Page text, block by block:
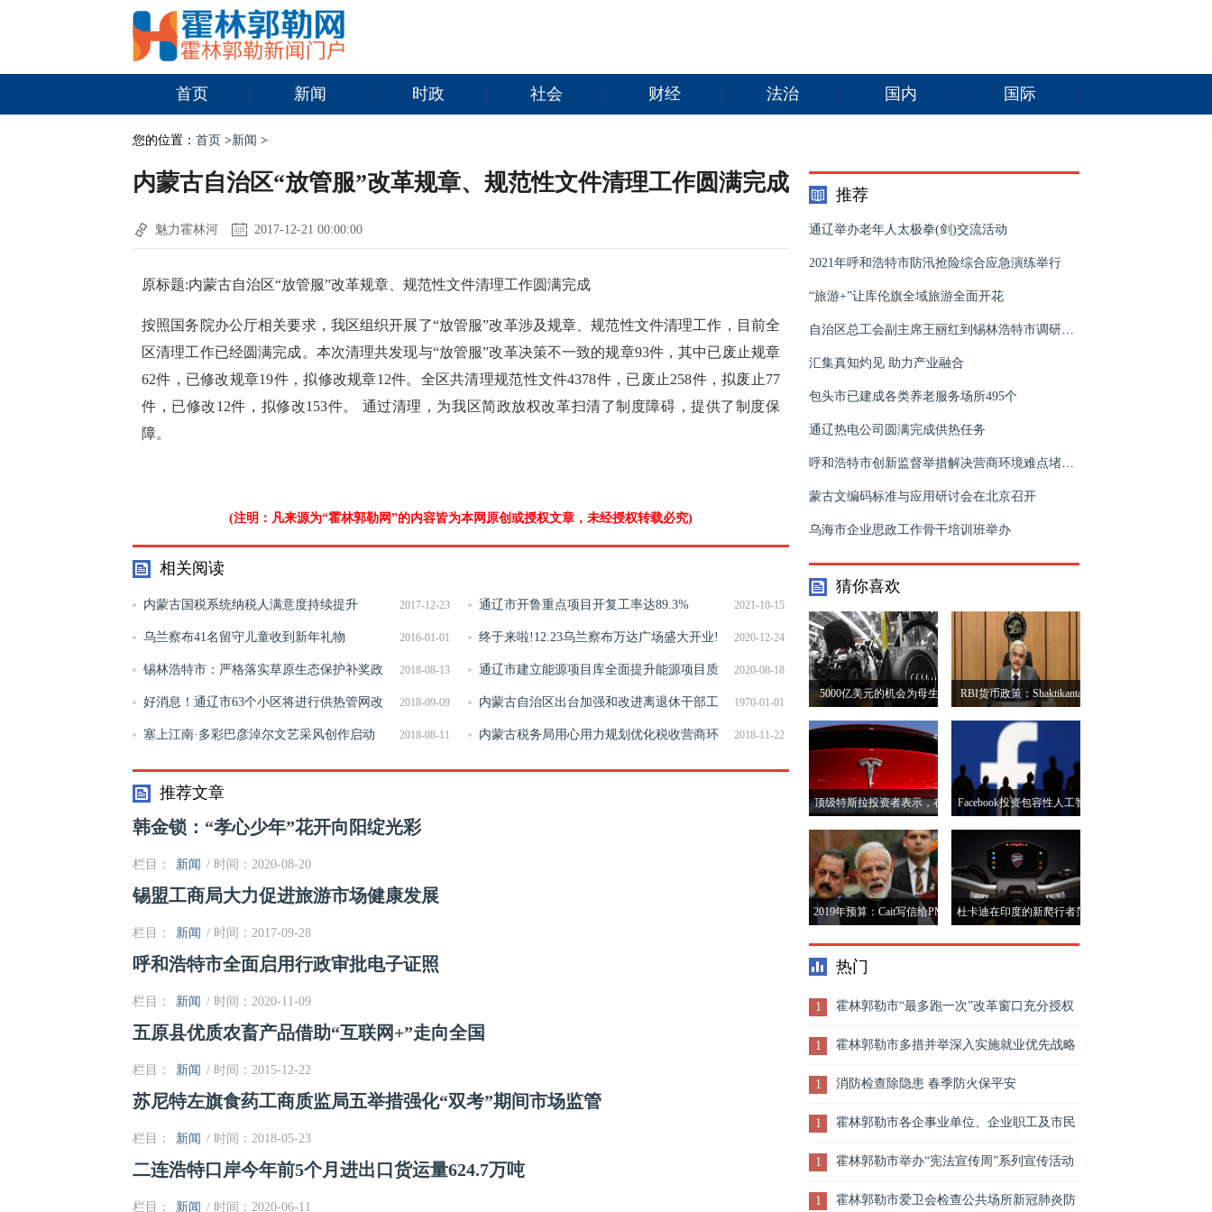
首页 新闻 时政 社会 财经 法治 国内 国际
您的位置： 首页 >新闻 >
内蒙古自治区“放管服”改革规章、规范性文件清理工作圆满完成
魅力霍林河 2017-12-21 00:00:00
原标题:内蒙古自治区“放管服”改革规章、规范性文件清理工作圆满完成
按照国务院办公厅相关要求，我区组织开展了“放管服”改革涉及规章、规范性文件清理工作，目前全
区清理工作已经圆满完成。本次清理共发现与“放管服”改革决策不一致的规章93件，其中已废止规章
62件，已修改规章19件，拟修改规章12件。全区共清理规范性文件4378件，已废止258件，拟废止77
件，已修改12件，拟修改153件。 通过清理，为我区简政放权改革扫清了制度障碍，提供了制度保
障。
(注明：凡来源为“霍林郭勒网”的内容皆为本网原创或授权文章，未经授权转载必究)
相关阅读
2017-12-23
内蒙古国税系统纳税人满意度持续提升 2021-10-15
通辽市开鲁重点项目开复工率达89.3%
2016-01-01
乌兰察布41名留守儿童收到新年礼物 2020-12-24
终于来啦!12.23乌兰察布万达广场盛大开业!
2018-08-13
锡林浩特市：严格落实草原生态保护补奖政
策
2020-08-18
通辽市建立能源项目库全面提升能源项目质
量
2018-09-09
好消息！通辽市63个小区将进行供热管网改
造
1970-01-01
内蒙古自治区出台加强和改进离退休干部工
作意见
2018-08-11
塞上江南·多彩巴彦淖尔文艺采风创作启动 2018-11-22
内蒙古税务局用心用力规划优化税收营商环
境
推荐文章
韩金锁：“孝心少年”花开向阳绽光彩
栏目： 新闻 / 时间：2020-08-20
锡盟工商局大力促进旅游市场健康发展
栏目： 新闻 / 时间：2017-09-28
呼和浩特市全面启用行政审批电子证照
栏目： 新闻 / 时间：2020-11-09
五原县优质农畜产品借助“互联网+”走向全国
栏目： 新闻 / 时间：2015-12-22
苏尼特左旗食药工商质监局五举措强化“双考”期间市场监管
栏目： 新闻 / 时间：2018-05-23
二连浩特口岸今年前5个月进出口货运量624.7万吨
栏目： 新闻 / 时间：2020-06-11
推荐
通辽举办老年人太极拳(剑)交流活动
2021年呼和浩特市防汛抢险综合应急演练举行
“旅游+”让库伦旗全域旅游全面开花
自治区总工会副主席王丽红到锡林浩特市调研指导工会会员普惠制工作
汇集真知灼见 助力产业融合
包头市已建成各类养老服务场所495个
通辽热电公司圆满完成供热任务
呼和浩特市创新监督举措解决营商环境难点堵点问题
蒙古文编码标准与应用研讨会在北京召开
乌海市企业思政工作骨干培训班举办
猜你喜欢
5000亿美元的机会为母生
队，博世，其他人转向
RBI货币政策：Shaktikanta
Das说，零售投资者可以通
过RBI开放镀金账户
顶级特斯拉投资者表示，在
领导地球洗牌后，特斯拉是
&ldquo;更好的运行
&rdquo;：报告
Facebook投资包容性人工智
能，以遏制有害内容
2019年预算：Cait写信给PM 杜卡迪在印度的新爬行者范
热门
1 霍林郭勒市“最多跑一次”改革窗口充分授权
到位 行政审批再提速
1 霍林郭勒市多措并举深入实施就业优先战略
1 消防检查除隐患 春季防火保平安
1 霍林郭勒市各企事业单位、企业职工及市民
积极参与“同心战疫情 热血铸生命”无偿献血活动
1 霍林郭勒市举办“宪法宣传周”系列宣传活动
1 霍林郭勒市爱卫会检查公共场所新冠肺炎防